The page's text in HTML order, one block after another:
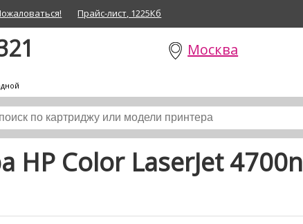
Прайс-лист, 1225Кб
Москва
HP Color LaserJet 4700n